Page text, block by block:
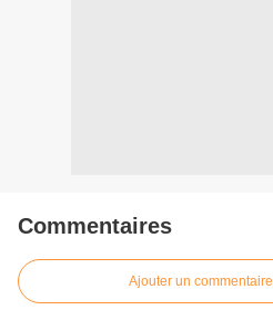
Commentaires
Ajouter un commentaire